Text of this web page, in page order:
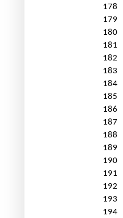
178
179
180
181
182
183
184
185
186
187
188
189
190
191
192
193
194